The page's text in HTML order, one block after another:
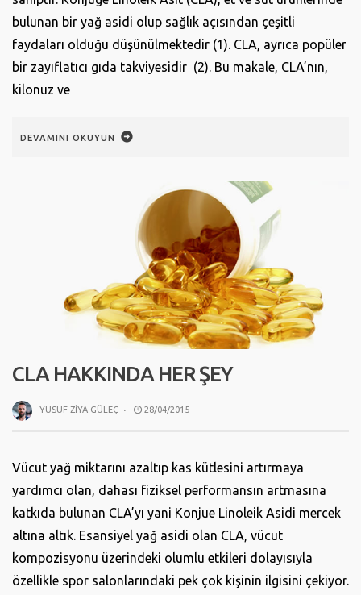
bulunan bir yağ asidi olup sağlık açısından çeşitli
faydaları olduğu düşünülmektedir (1). CLA, ayrıca popüler
bir zayıflatıcı gıda takviyesidir (2). Bu makale, CLA’nın,
kilonuz ve
DEVAMINI OKUYUN
CLA HAKKINDA HER ŞEY
YUSUF ZIYA GÜLEÇ · 28/04/2015
Vücut yağ miktarını azaltıp kas kütlesini artırmaya
yardımcı olan, dahası fiziksel performansın artmasına
katkıda bulunan CLA’yı yani Konjue Linoleik Asidi mercek
altına altık. Esansiyel yağ asidi olan CLA, vücut
kompozisyonu üzerindeki olumlu etkileri dolayısıyla
özellikle spor salonlarındaki pek çok kişinin ilgisini çekiyor.